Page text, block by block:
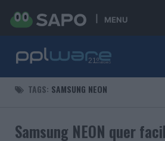
MENU
TAGS: SAMSUNG NEON
Samsung NEON quer